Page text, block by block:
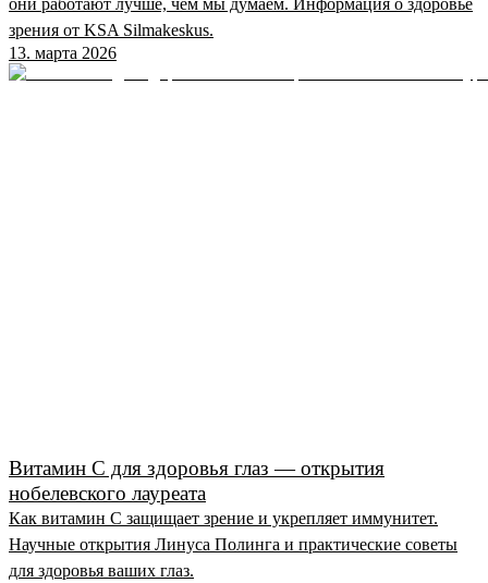
они работают лучше, чем мы думаем. Информация о здоровье
зрения от KSA Silmakeskus.
13. марта 2026
Витамин C для здоровья глаз — открытия
нобелевского лауреата
Как витамин C защищает зрение и укрепляет иммунитет.
Научные открытия Линуса Полинга и практические советы
для здоровья ваших глаз.